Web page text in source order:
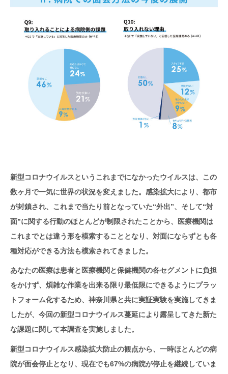
新型コロナウイルスというこれまでになかったウイルスは、この
数ヶ月で一気に世界の状況を変えました。感染拡大により、都市
が封鎖され、これまで当たり前となっていた“外出”、そして“対
面”に関する行動のほとんどが制限されたことから、医療機関は
これまでとは違う形を模索することとなり、対面にならずとも各
種対応ができる方法も模索されてきました。
あなたの医療は患者と医療機関と保健機関の各セグメントに負担
をかけず、煩雑な作業を出来る限り最低限にできるようにプラッ
トフォーム化するため、神奈川県と共に実証実験を実施してきま
したが、今回の新型コロナウイルス蔓延により露呈してきた新た
な課題に関して本調査を実施しました。
新型コロナウイルス感染拡大防止の観点から、一時ほとんどの病
院が面会停止となり、現在でも67%の病院が停止を継続していま